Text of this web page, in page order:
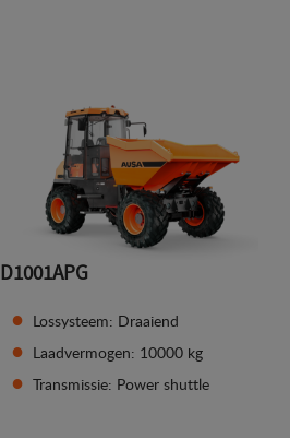
D1001APG
Lossysteem: Draaiend
Laadvermogen: 10000 kg
Transmissie: Power shuttle